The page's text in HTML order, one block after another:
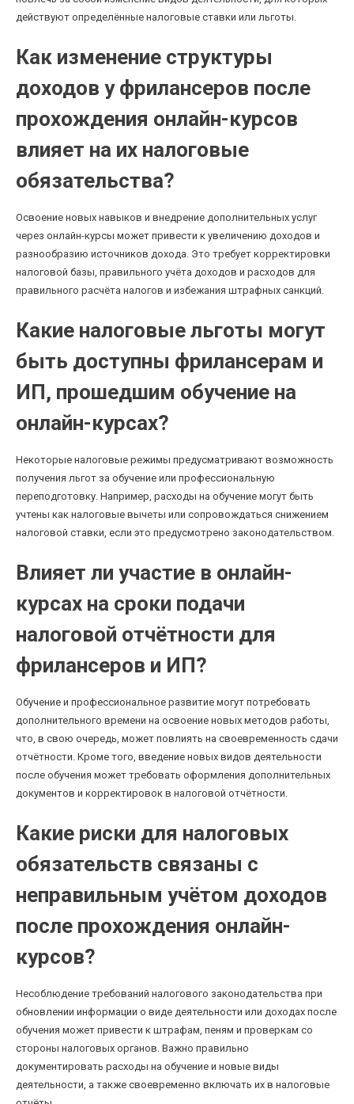
действуют определённые налоговые ставки или льготы.
Как изменение структуры
доходов у фрилансеров после
прохождения онлайн-курсов
влияет на их налоговые
обязательства?
Освоение новых навыков и внедрение дополнительных услуг
через онлайн-курсы может привести к увеличению доходов и
разнообразию источников дохода. Это требует корректировки
налоговой базы, правильного учёта доходов и расходов для
правильного расчёта налогов и избежания штрафных санкций.
Какие налоговые льготы могут
быть доступны фрилансерам и
ИП, прошедшим обучение на
онлайн-курсах?
Некоторые налоговые режимы предусматривают возможность
получения льгот за обучение или профессиональную
переподготовку. Например, расходы на обучение могут быть
учтены как налоговые вычеты или сопровождаться снижением
налоговой ставки, если это предусмотрено законодательством.
Влияет ли участие в онлайн-
курсах на сроки подачи
налоговой отчётности для
фрилансеров и ИП?
Обучение и профессиональное развитие могут потребовать
дополнительного времени на освоение новых методов работы,
что, в свою очередь, может повлиять на своевременность сдачи
отчётности. Кроме того, введение новых видов деятельности
после обучения может требовать оформления дополнительных
документов и корректировок в налоговой отчётности.
Какие риски для налоговых
обязательств связаны с
неправильным учётом доходов
после прохождения онлайн-
курсов?
Несоблюдение требований налогового законодательства при
обновлении информации о виде деятельности или доходах после
обучения может привести к штрафам, пеням и проверкам со
стороны налоговых органов. Важно правильно
документировать расходы на обучение и новые виды
деятельности, а также своевременно включать их в налоговые